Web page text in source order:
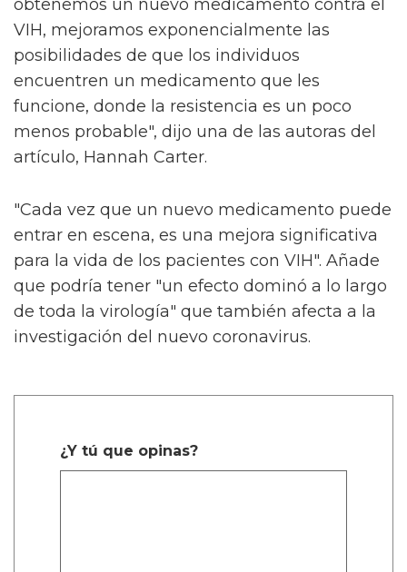
obtenemos un nuevo medicamento contra el
VIH, mejoramos exponencialmente las
posibilidades de que los individuos
encuentren un medicamento que les
funcione, donde la resistencia es un poco
menos probable", dijo una de las autoras del
artículo, Hannah Carter.
"Cada vez que un nuevo medicamento puede
entrar en escena, es una mejora significativa
para la vida de los pacientes con VIH". Añade
que podría tener "un efecto dominó a lo largo
de toda la virología" que también afecta a la
investigación del nuevo coronavirus.
¿Y tú que opinas?